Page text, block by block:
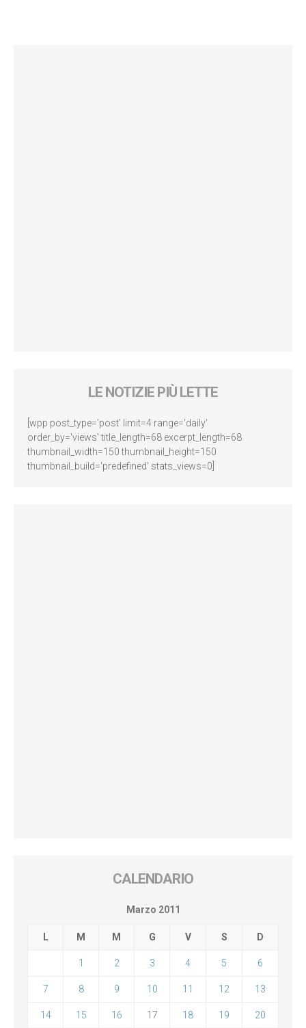
LE NOTIZIE PIÙ LETTE
[wpp post_type='post' limit=4 range='daily'
order_by='views' title_length=68 excerpt_length=68
thumbnail_width=150 thumbnail_height=150
thumbnail_build='predefined' stats_views=0]
CALENDARIO
Marzo 2011
L M M G V S D
1 2 3 4 5 6
7 8 9 10 11 12 13
14 15 16 17 18 19 20